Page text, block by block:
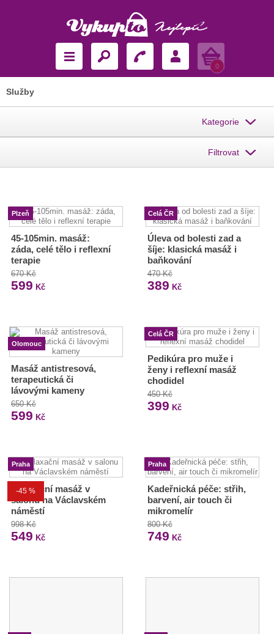
Košík
0
Služby
Kategorie
Filtrovat
Plzeň
45-105min. masáž:
záda, celé tělo i reflexní
terapie
670 Kč
599 Kč
Celá ČR
Úleva od bolesti zad a
šíje: klasická masáž i
baňkování
470 Kč
389 Kč
Olomouc
Masáž antistresová,
terapeutická či
lávovými kameny
650 Kč
599 Kč
Celá ČR
Pedikúra pro muže i
ženy i reflexní masáž
chodidel
450 Kč
399 Kč
-45 %
Praha
Relaxační masáž v
salonu na Václavském
náměstí
998 Kč
549 Kč
Praha
Kadeřnická péče: střih,
barvení, air touch či
mikromelír
800 Kč
749 Kč